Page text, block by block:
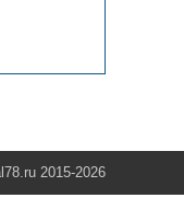
2015-2026